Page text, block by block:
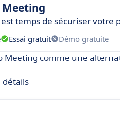
Meeting
est temps de sécuriser
Essai gratuit Démo gratuite
Meeting comme une
détails